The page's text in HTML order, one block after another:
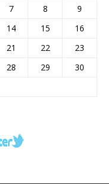
7 8
9
14 15
16
21 22
23
28 29
30